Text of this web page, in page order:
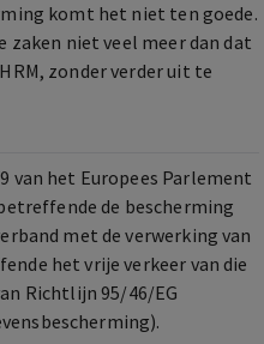
komt het niet ten goede.
niet veel meer dan dat
zonder verder uit te
van het Europees Parlement
de bescherming
met de verwerking van
het vrije verkeer van die
Richtlijn 95/46/EG